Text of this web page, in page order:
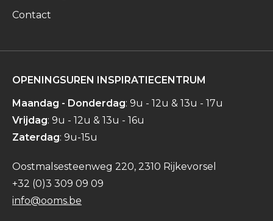
Contact
OPENINGSUREN INSPIRATIECENTRUM
Maandag - Donderdag: 9u - 12u & 13u - 17u
Vrijdag: 9u - 12u & 13u - 16u
Zaterdag: 9u-15u
Oostmalsesteenweg 220, 2310 Rijkevorsel
+32 (0)3 309 09 09
info@ooms.be